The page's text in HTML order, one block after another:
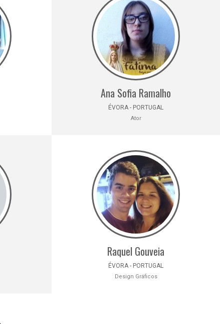
Ana Sofia Ramalho
ÉVORA - PORTUGAL
Ator
Raquel Gouveia
ÉVORA - PORTUGAL
Design Gráficos